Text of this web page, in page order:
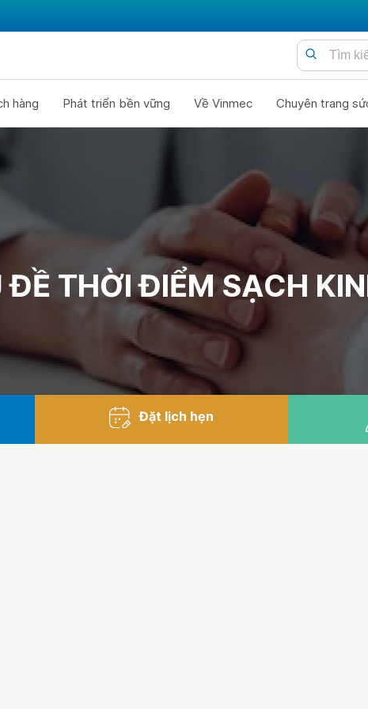
hàng Phát triển bền vững Về Vinmec Chuyên trang
ĐỀ THỜI ĐIỂM SẠCH
Đặt lịch hẹn